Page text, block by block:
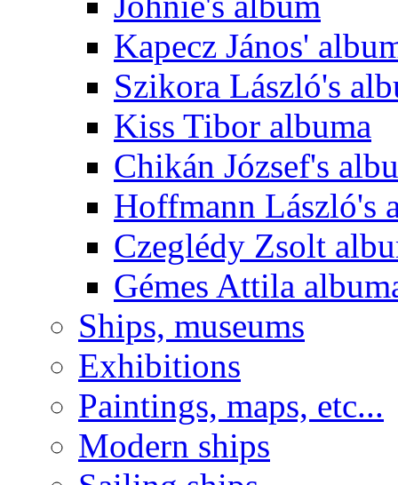
Kapecz János'
Szikora László's
Kiss Tibor albuma
Chikán József's
Hoffmann László's
Czeglédy Zsolt
Gémes Attila
Ships, museums
Exhibitions
Paintings, maps, etc...
Modern ships